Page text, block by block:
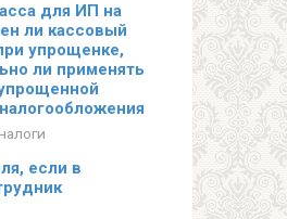
для ИП на
ли кассовый
упрощенке,
ли применять
если в